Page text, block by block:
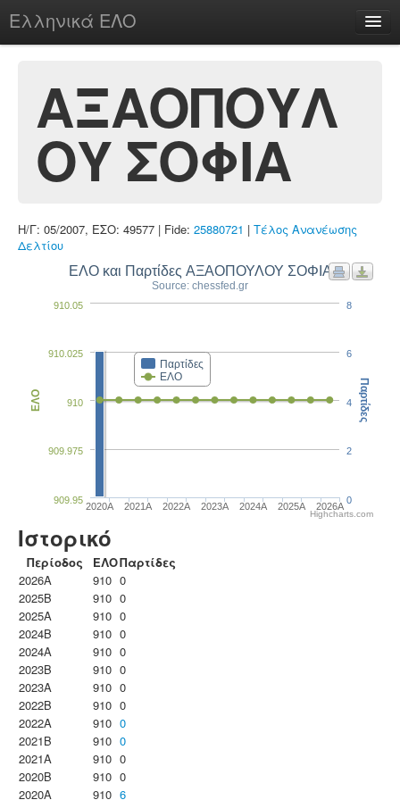
Ελληνικά ΕΛΟ
chesstu.be @ discord
Login
ΑΞΑΟΠΟΥΛ
ΟΥ ΣΟΦΙΑ
Η/Γ: 05/2007, ΕΣΟ: 49577 | Fide: 25880721 | Τέλος Ανανέωσης
Δελτίου
ΕΛΟ και Παρτίδες ΑΞΑΟΠΟΥΛΟΥ ΣΟΦΙΑ
Source: chessfed.gr
Παρτίδες
ΕΛΟ
2020A 2021A 2022A 2023Α 2024A 2025A 2026A
909.95
909.975
910
910.025
910.05
ΕΛΟ
0
2
4
6
8
Παρτίδες
Highcharts.com
Ιστορικό
Περίοδος ΕΛΟΠαρτίδες
2026A
910 0
2025B
910 0
2025A
910 0
2024B
910 0
2024A
910 0
2023B
910 0
2023Α
910 0
2022B
910 0
2022A
910 0
2021B
910 0
2021A
910 0
2020B
910 0
2020A
910 6